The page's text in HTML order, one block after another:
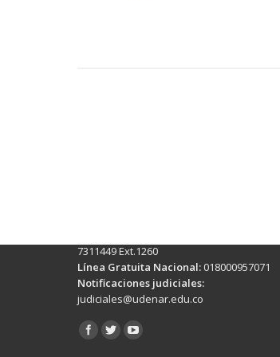
7311449 Ext.1260
Línea Gratuita Nacional: 018000957071
Notificaciones judiciales:
judiciales@udenar.edu.co
Encuéntranos en: